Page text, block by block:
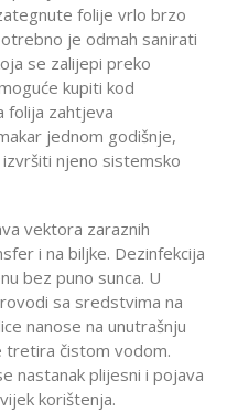
folije vrlo brzo
je odmah sanirati
se zalijepi preko
kupiti kod
folija zahtjeva
jednom godišnje,
njeno sistemsko
vektora zaraznih
i na biljke. Dezinfekcija
bez puno sunca. U
sa sredstvima na
nanose na unutrašnju
tretira čistom vodom.
nastanak plijesni i pojava
korištenja.